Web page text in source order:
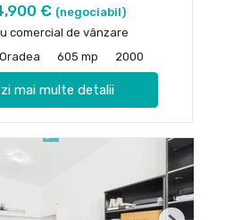
€ (negociabil)
comercial de vânzare
605 mp 2000
mai multe detalii